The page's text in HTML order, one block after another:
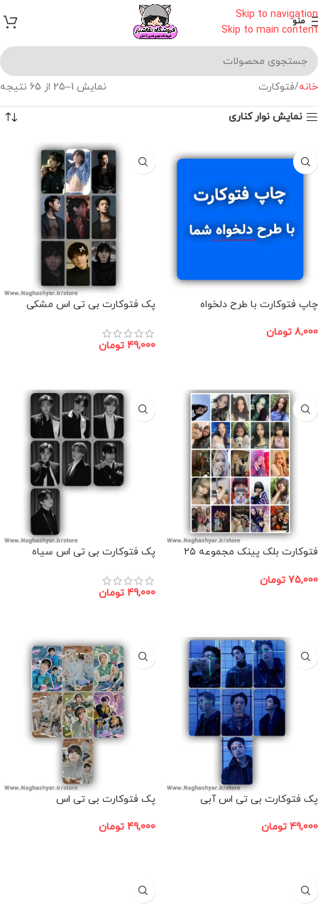
Skip to navigation
Skip to main content
منو
خانه فتوکارت نمایش 1–25 از 65 نتیجه
نمایش نوار کناری
چاپ فتوکارت با طرح دلخواه
8,000 تومان
پک فتوکارت بی تی اس مشکی
49,000 تومان
فتوکارت بلک پینک مجموعه ۲۵
75,000 تومان
پک فتوکارت بی تی اس سیاه
49,000 تومان
پک فتوکارت بی تی اس آبی
49,000 تومان
پک فتوکارت بی تی اس
49,000 تومان